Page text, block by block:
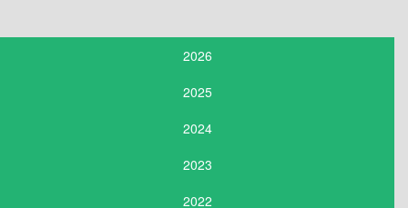
2026
2025
2024
2023
2022